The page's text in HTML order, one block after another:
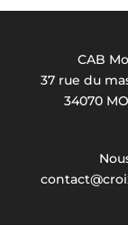
CAB
37 rue du
34070